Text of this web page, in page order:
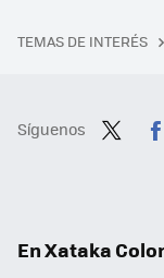
TEMAS DE INTERÉS
Síguenos
En Xataka